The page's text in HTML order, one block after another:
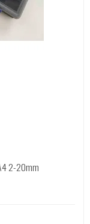
2-20mm